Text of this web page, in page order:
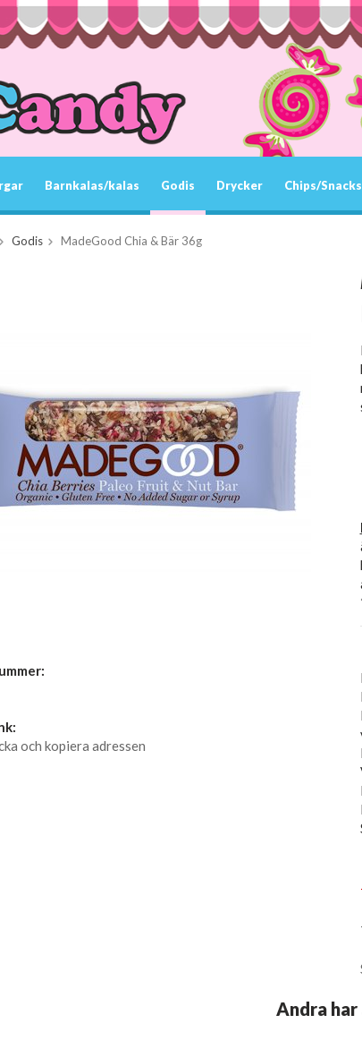
Barnkalas/kalas Godis Drycker Chips/Snacks
Godis MadeGood Chia & Bär 36g
och kopiera adressen
Andra